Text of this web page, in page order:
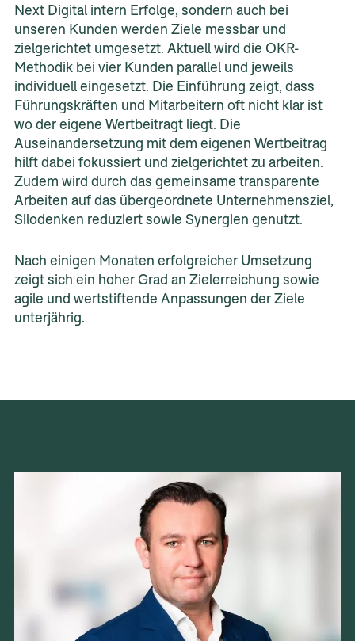
Next Digital intern Erfolge, sondern auch bei
unseren Kunden werden Ziele messbar und
zielgerichtet umgesetzt. Aktuell wird die OKR-
Methodik bei vier Kunden parallel und jeweils
individuell eingesetzt. Die Einführung zeigt, dass
Führungskräften und Mitarbeitern oft nicht klar ist
wo der eigene Wertbeitragt liegt. Die
Auseinandersetzung mit dem eigenen Wertbeitrag
hilft dabei fokussiert und zielgerichtet zu arbeiten.
Zudem wird durch das gemeinsame transparente
Arbeiten auf das übergeordnete Unternehmensziel,
Silodenken reduziert sowie Synergien genutzt. ​
Nach einigen Monaten erfolgreicher Umsetzung
zeigt sich ein hoher Grad an Zielerreichung sowie
agile und wertstiftende Anpassungen der Ziele
unterjährig.